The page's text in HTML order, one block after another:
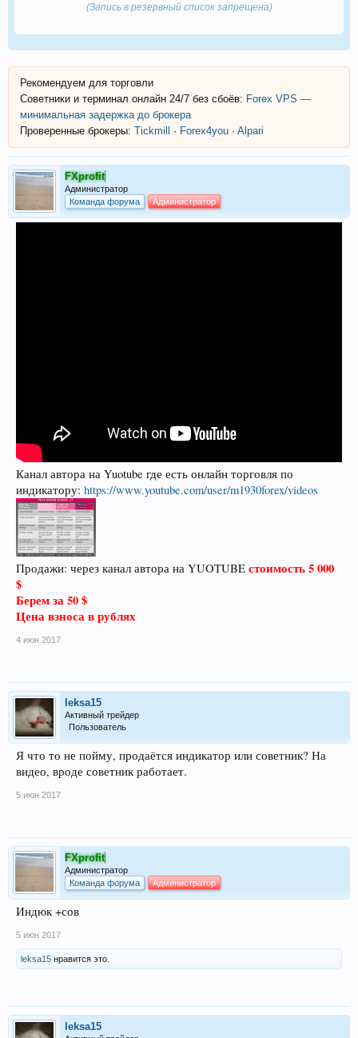
(Запись в резервный список запрещена)
Рекомендуем для торговли
Советники и терминал онлайн 24/7 без сбоёв: Forex VPS —
минимальная задержка до брокера
Проверенные брокеры: Tickmill · Forex4you · Alpari
FXprofit
Администратор
Команда форума
Администратор
Канал автора на Yuotube где есть онлайн торговля по
индикатору: https://www.youtube.com/user/m1930forex/videos
Продажи: через канал автора на YUOTUBE стоимость 5 000
$
Берем за 50 $
Цена взноса в рублях
4 июн 2017
leksa15
Активный трейдер
Пользователь
Я что то не пойму, продаётся индикатор или советник? На
видео, вроде советник работает.
5 июн 2017
FXprofit
Администратор
Команда форума
Администратор
Индюк +сов
5 июн 2017
leksa15 нравится это.
leksa15